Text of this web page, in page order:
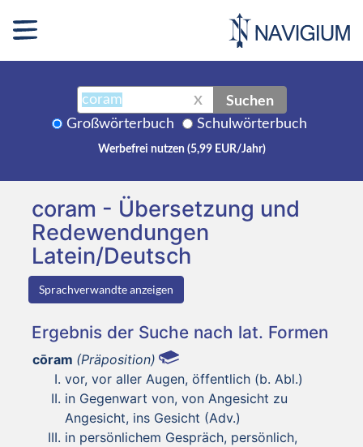
X Suchen
Großwörterbuch Schulwörterbuch
Werbefrei nutzen (5,99 EUR/Jahr)
coram - Übersetzung und
Redewendungen
Latein/Deutsch
Sprachverwandte anzeigen
Ergebnis der Suche nach lat. Formen
cōram (Präposition)
vor, vor aller Augen, öffentlich (b. Abl.)
in Gegenwart von, von Angesicht zu
Angesicht, ins Gesicht (Adv.)
in persönlichem Gespräch, persönlich,